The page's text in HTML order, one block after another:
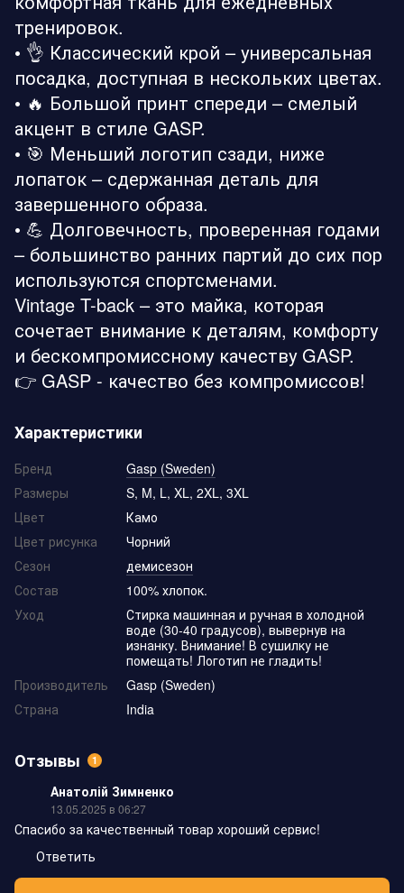
тренировок.
• 👌 Классический крой – универсальная
посадка, доступная в нескольких цветах.
• 🔥 Большой принт спереди – смелый
акцент в стиле GASP.
• 🎯 Меньший логотип сзади, ниже
лопаток – сдержанная деталь для
завершенного образа.
• 💪 Долговечность, проверенная годами
– большинство ранних партий до сих пор
используются спортсменами.
Vintage T-back – это майка, которая
сочетает внимание к деталям, комфорту
и бескомпромиссному качеству GASP.
👉 GASP - качество без компромиссов!
Характеристики
Бренд
Gasp (Sweden)
Размеры
S, M, L, XL, 2XL, 3XL
Цвет
Камо
Цвет рисунка
Чорний
Сезон
демисезон
Состав
100% хлопок.
Уход
Стирка машинная и ручная в холодной
воде (30-40 градусов), вывернув на
изнанку. Внимание! В сушилку не
помещать! Логотип не гладить!
Производитель
Gasp (Sweden)
Страна
India
Отзывы 1
Анатолій Зимненко
13.05.2025 в 06:27
Спасибо за качественный товар хороший сервис!
Ответить